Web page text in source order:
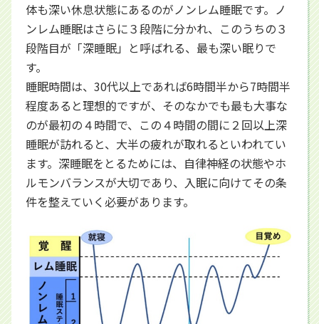
体も深い休息状態にあるのがノンレム睡眠です。ノ
ンレム睡眠はさらに３段階に分かれ、このうちの３
段階目が「深睡眠」と呼ばれる、最も深い眠りで
す。
睡眠時間は、30代以上であれば6時間半から7時間半
程度あると理想的ですが、そのなかでも最も大事な
のが最初の４時間で、この４時間の間に２回以上深
睡眠が訪れると、大半の疲れが取れるといわれてい
ます。深睡眠をとるためには、自律神経の状態やホ
ルモンバランスが大切であり、入眠に向けてその条
件を整えていく必要があります。